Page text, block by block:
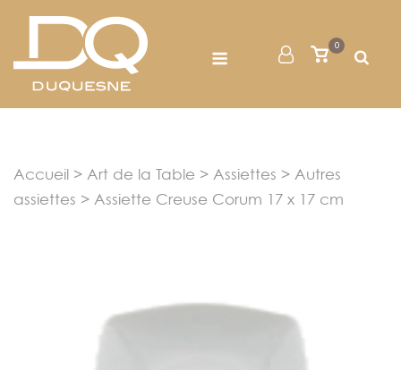
content
Mon
Voir
0
Accueil > Art de la Table > Assiettes > Autres
assiettes > Assiette Creuse Corum 17 x 17 cm